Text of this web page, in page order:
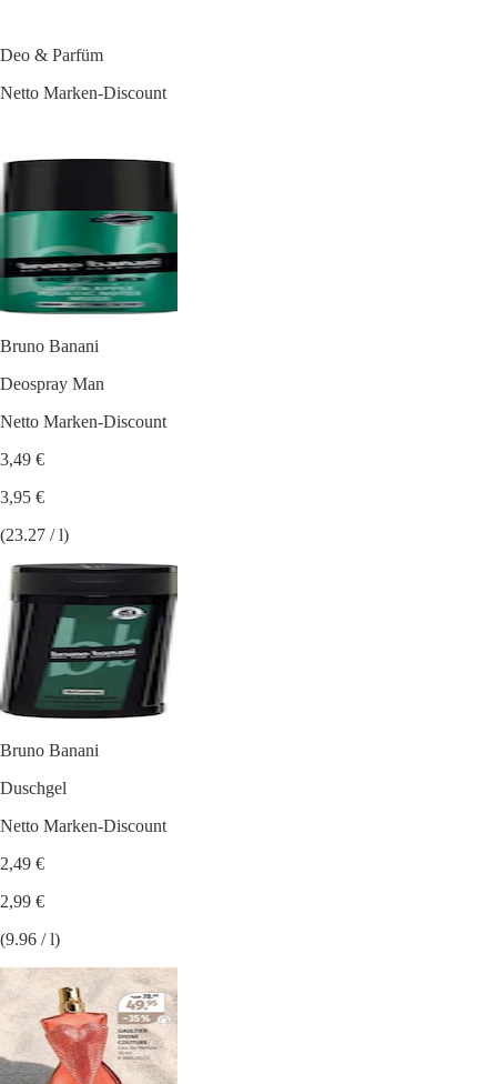
Deo & Parfüm
Netto Marken-Discount
Bruno Banani
Deospray Man
Netto Marken-Discount
3,49 €
3,95 €
(23.27 / l)
Bruno Banani
Duschgel
Netto Marken-Discount
2,49 €
2,99 €
(9.96 / l)